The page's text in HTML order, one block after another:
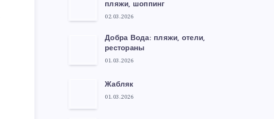
пляжи, шоппинг
02.03.2026
Добра Вода: пляжи, отели,
рестораны
01.03.2026
Жабляк
01.03.2026